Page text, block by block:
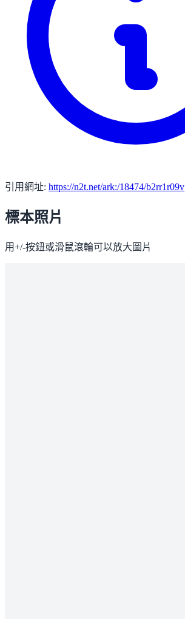
引用網址: https://n2t.net/ark:/18474/b2rr1r09v
標本照片
用+/-按鈕或滑鼠滾輪可以放大圖片